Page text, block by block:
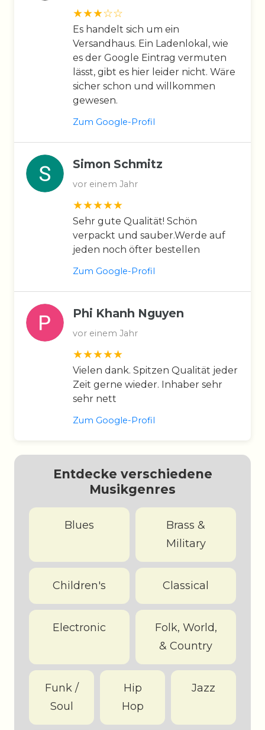
Es handelt sich um ein
Versandhaus. Ein Ladenlokal, wie
es der Google Eintrag vermuten
lässt, gibt es hier leider nicht. Wäre
sicher schon und willkommen
gewesen.
Zum Google-Profil
Simon Schmitz
vor einem Jahr
Sehr gute Qualität! Schön
verpackt und sauber.Werde auf
jeden noch öfter bestellen
Zum Google-Profil
Phi Khanh Nguyen
vor einem Jahr
Vielen dank. Spitzen Qualität jeder
Zeit gerne wieder. Inhaber sehr
sehr nett
Zum Google-Profil
Entdecke verschiedene
Musikgenres
Blues
Brass &
Military
Children's Classical
Electronic
Folk, World,
& Country
Funk /
Soul
Hip
Hop
Jazz